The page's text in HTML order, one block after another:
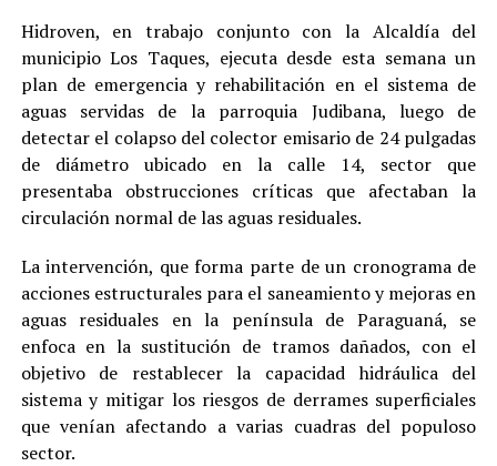
Hidroven, en trabajo conjunto con la Alcaldía del
municipio Los Taques, ejecuta desde esta semana un
plan de emergencia y rehabilitación en el sistema de
aguas servidas de la parroquia Judibana, luego de
detectar el colapso del colector emisario de 24 pulgadas
de diámetro ubicado en la calle 14, sector que
presentaba obstrucciones críticas que afectaban la
circulación normal de las aguas residuales.
La intervención, que forma parte de un cronograma de
acciones estructurales para el saneamiento y mejoras en
aguas residuales en la península de Paraguaná, se
enfoca en la sustitución de tramos dañados, con el
objetivo de restablecer la capacidad hidráulica del
sistema y mitigar los riesgos de derrames superficiales
que venían afectando a varias cuadras del populoso
sector.